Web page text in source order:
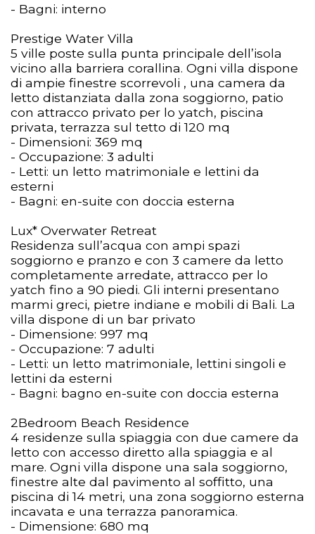
- Bagni: interno
Prestige Water Villa
5 ville poste sulla punta principale dell’isola
vicino alla barriera corallina. Ogni villa dispone
di ampie finestre scorrevoli , una camera da
letto distanziata dalla zona soggiorno, patio
con attracco privato per lo yatch, piscina
privata, terrazza sul tetto di 120 mq
- Dimensioni: 369 mq
- Occupazione: 3 adulti
- Letti: un letto matrimoniale e lettini da
esterni
- Bagni: en-suite con doccia esterna
Lux* Overwater Retreat
Residenza sull’acqua con ampi spazi
soggiorno e pranzo e con 3 camere da letto
completamente arredate, attracco per lo
yatch fino a 90 piedi. Gli interni presentano
marmi greci, pietre indiane e mobili di Bali. La
villa dispone di un bar privato
- Dimensione: 997 mq
- Occupazione: 7 adulti
- Letti: un letto matrimoniale, lettini singoli e
lettini da esterni
- Bagni: bagno en-suite con doccia esterna
2Bedroom Beach Residence
4 residenze sulla spiaggia con due camere da
letto con accesso diretto alla spiaggia e al
mare. Ogni villa dispone una sala soggiorno,
finestre alte dal pavimento al soffitto, una
piscina di 14 metri, una zona soggiorno esterna
incavata e una terrazza panoramica.
- Dimensione: 680 mq